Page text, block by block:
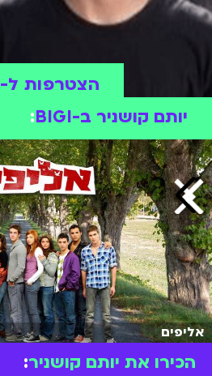
הצטרפות ל-BIGI
יותם קושניר ב-BIGI
:
אליפים
הכירו את יותם קושניר: